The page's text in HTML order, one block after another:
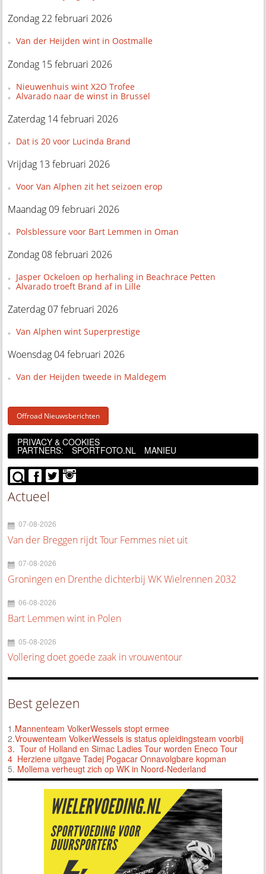
Zondag 22 februari 2026
Van der Heijden wint in Oostmalle
Zondag 15 februari 2026
Nieuwenhuis wint X2O Trofee
Alvarado naar de winst in Brussel
Zaterdag 14 februari 2026
Dat is 20 voor Lucinda Brand
Vrijdag 13 februari 2026
Voor Van Alphen zit het seizoen erop
Maandag 09 februari 2026
Polsblessure voor Bart Lemmen in Oman
Zondag 08 februari 2026
Jasper Ockeloen op herhaling in Beachrace Petten
Alvarado troeft Brand af in Lille
Zaterdag 07 februari 2026
Van Alphen wint Superprestige
Woensdag 04 februari 2026
Van der Heijden tweede in Maldegem
Offroad Nieuwsberichten
PRIVACY & COOKIES
PARTNERS: SPORTFOTO.NL MANIEU
Actueel
07-08-2026
Van der Breggen rijdt Tour Femmes niet uit
07-08-2026
Groningen en Drenthe dichterbij WK Wielrennen 2032
06-08-2026
Bart Lemmen wint in Polen
05-08-2026
Vollering doet goede zaak in vrouwentour
Best gelezen
1.Mannenteam VolkerWessels stopt ermee
2.Vrouwenteam VolkerWessels is status opleidingsteam voorbij
3. Tour of Holland en Simac Ladies Tour worden Eneco Tour
4 Herziene uitgave Tadej Pogacar Onnavolgbare kopman
5. Mollema verheugt zich op WK in Noord-Nederland